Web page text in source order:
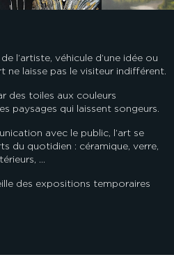
l’artiste, véhicule d’une idée ou
ne laisse pas le visiteur indifférent.
des toiles aux couleurs
paysages qui laissent songeurs.
avec le public, l’art se
du quotidien : céramique, verre,
…
des expositions temporaires